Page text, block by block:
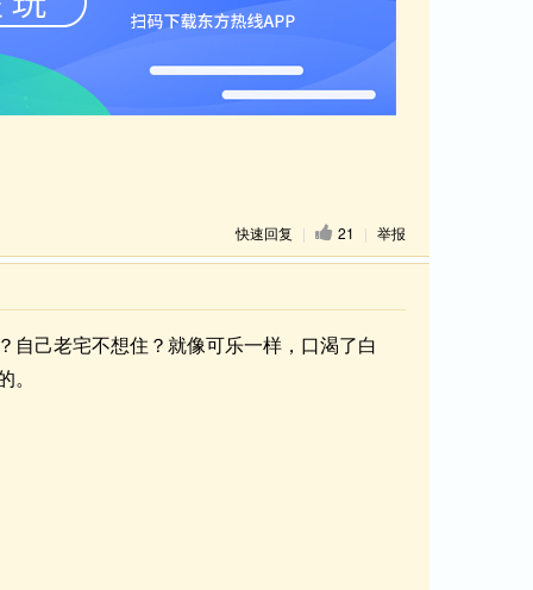
快速回复 | 21 | 举报
自己老宅不想住？就像可乐一样，口渴了白